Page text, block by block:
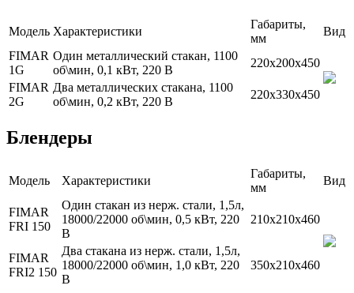
Модель Характеристики
Габариты,
мм
Вид
FIMAR
1G
Один металлический стакан, 1100
об\мин, 0,1 кВт, 220 В
220х200х450
FIMAR
2G
Два металлических стакана, 1100
об\мин, 0,2 кВт, 220 В
220х330х450
Блендеры
Модель Характеристики
Габариты,
мм
Вид
FIMAR
FRI 150
Один стакан из нерж. стали, 1,5л,
18000/22000 об\мин, 0,5 кВт, 220
В
210х210х460
FIMAR
FRI2 150
Два стакана из нерж. стали, 1,5л,
18000/22000 об\мин, 1,0 кВт, 220
В
350х210х460